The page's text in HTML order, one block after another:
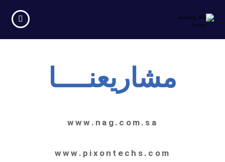
مشاريعنــــا
www.nag.com.sa
www.pixontechs.com